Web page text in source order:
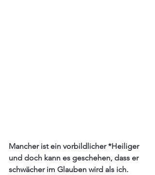
Mancher ist ein vorbildlicher *Heiliger
und doch kann es geschehen, dass er
schwächer im Glauben wird als ich.